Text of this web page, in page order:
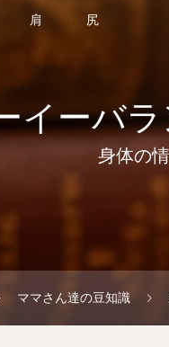
肩 尻
イーバ
身体の
ママさん達の豆知識